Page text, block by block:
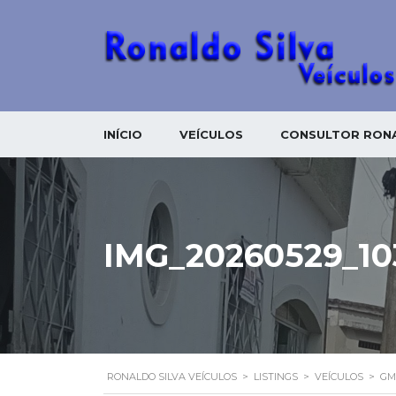
INÍCIO VEÍCULOS CONSULTOR
RONALDO SILVA VEÍCULOS > LISTINGS > VEÍCULOS >